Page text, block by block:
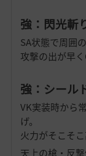
強：閃光斬
SA状態で周囲
攻撃の出が早
強：シール
VK実装時から
げ。
火力がそこそ
天上の槍・反